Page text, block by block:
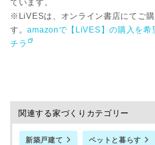
ています。
※LiVESは、オンライン書店にてご購
す。amazonで【LiVES】の購入を希
チラ
関連する家づくりカテゴリー
新築戸建て ペットと暮らす